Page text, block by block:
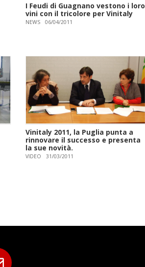
I Feudi di Guagnano vestono i loro
vini con il tricolore per Vinitaly
NEWS 06/04/2011
Vinitaly 2011, la Puglia punta a
rinnovare il successo e presenta
la sue novità.
VIDEO 31/03/2011